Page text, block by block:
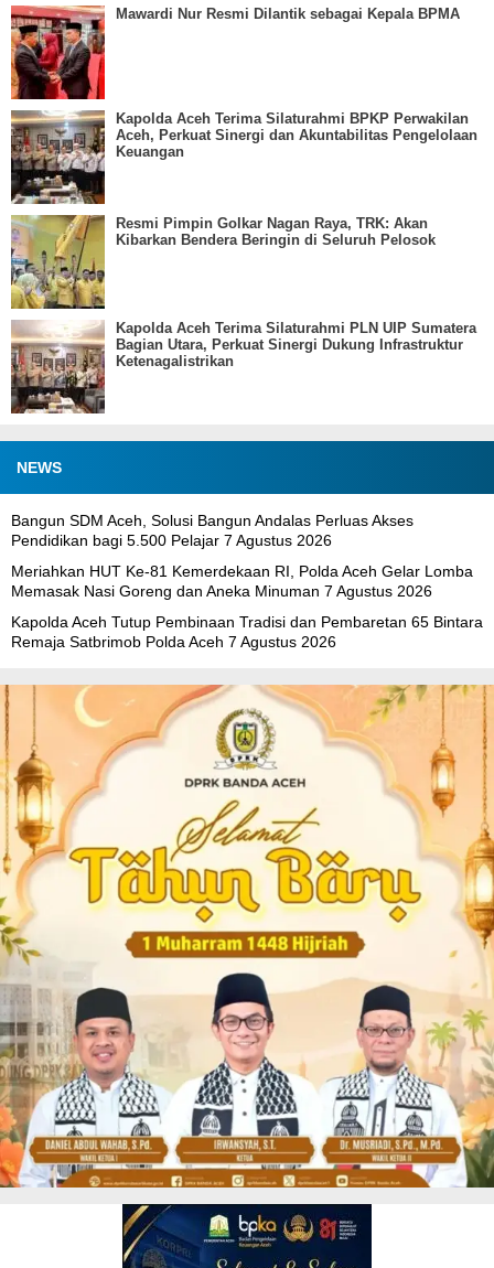
Mawardi Nur Resmi Dilantik sebagai Kepala BPMA
Kapolda Aceh Terima Silaturahmi BPKP Perwakilan
Aceh, Perkuat Sinergi dan Akuntabilitas Pengelolaan
Keuangan
Resmi Pimpin Golkar Nagan Raya, TRK: Akan
Kibarkan Bendera Beringin di Seluruh Pelosok
Kapolda Aceh Terima Silaturahmi PLN UIP Sumatera
Bagian Utara, Perkuat Sinergi Dukung Infrastruktur
Ketenagalistrikan
NEWS
Bangun SDM Aceh, Solusi Bangun Andalas Perluas Akses
Pendidikan bagi 5.500 Pelajar 7 Agustus 2026
Meriahkan HUT Ke-81 Kemerdekaan RI, Polda Aceh Gelar Lomba
Memasak Nasi Goreng dan Aneka Minuman 7 Agustus 2026
Kapolda Aceh Tutup Pembinaan Tradisi dan Pembaretan 65 Bintara
Remaja Satbrimob Polda Aceh 7 Agustus 2026